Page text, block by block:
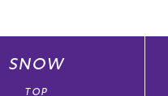
SNOW
TOP